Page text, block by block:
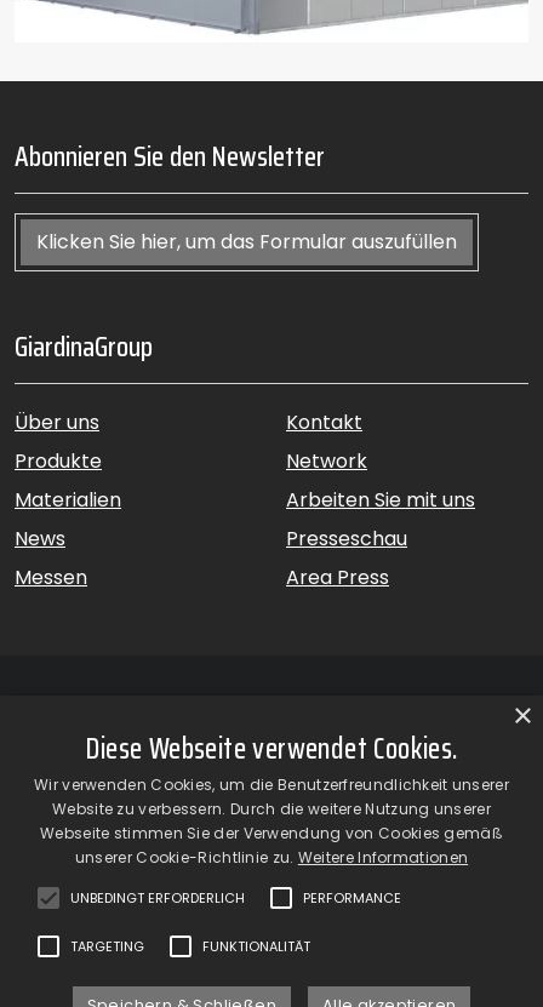
Abonnieren Sie den Newsletter
Klicken Sie hier, um das Formular auszufüllen
GiardinaGroup
Über uns
Produkte
Materialien
News
Messen
Kontakt
Network
Arbeiten Sie mit uns
Presseschau
Area Press
22060 Figino Serenza (CO) – Italien
Showroom – Via Provinciale Novedratese, 25 – 22060 –
Novedrate (CO) – Italien
phone +39 031 7830801 | fax +39 031 781650
|info@giardinagroup.com
| pi 03229310135 | CCIAA REA
×
Diese Webseite verwendet Cookies.
Wir verwenden Cookies, um die Benutzerfreundlichkeit unserer
Website zu verbessern. Durch die weitere Nutzung unserer
Webseite stimmen Sie der Verwendung von Cookies gemäß
unserer Cookie-Richtlinie zu. Weitere Informationen
UNBEDINGT ERFORDERLICH PERFORMANCE
TARGETING FUNKTIONALITÄT